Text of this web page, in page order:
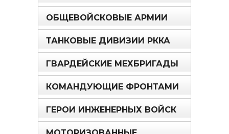
ОБЩЕВОЙСКОВЫЕ АРМИИ
ТАНКОВЫЕ ДИВИЗИИ РККА
ГВАРДЕЙСКИЕ МЕХБРИГАДЫ
КОМАНДУЮЩИЕ ФРОНТАМИ
ГЕРОИ ИНЖЕНЕРНЫХ ВОЙСК